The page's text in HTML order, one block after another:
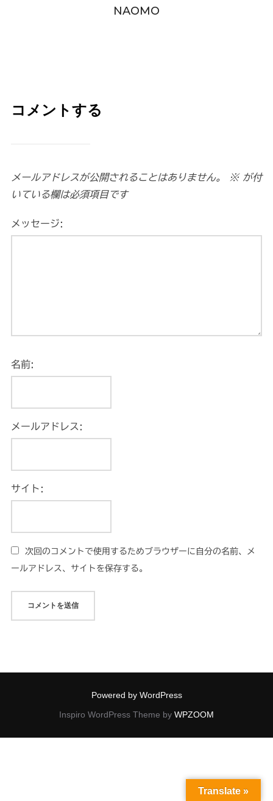
NAOMO
コメントする
メールアドレスが公開されることはありません。 ※が付
いている欄は必須項目です
メッセージ:
名前:
メールアドレス:
サイト:
次回のコメントで使用するためブラウザーに自分の名前、メ
ールアドレス、サイトを保存する。
Powered by WordPress
Inspiro WordPress Theme by WPZOOM
Translate »